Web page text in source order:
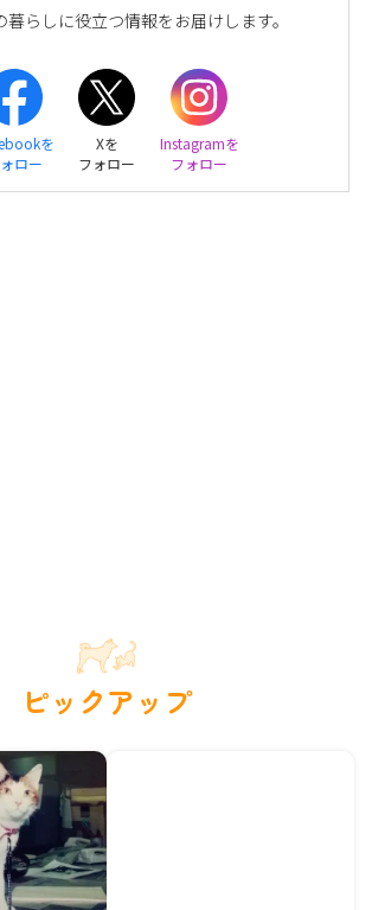
暮らしに役立つ情報をお届けします。
を
ロー
Xを
フォロー
Instagramを
フォロー
ピックアップ